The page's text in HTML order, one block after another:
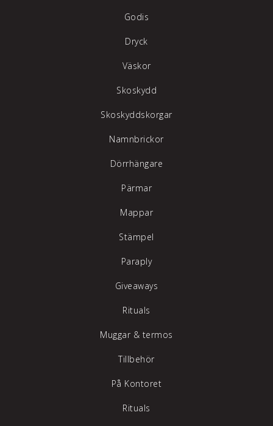
Godis
Dryck
Väskor
Skoskydd
Skoskyddskorgar
Namnbrickor
Dörrhängare
Pärmar
Mappar
Stämpel
Paraply
Giveaways
Rituals
Muggar & termos
Tillbehör
På Kontoret
Rituals